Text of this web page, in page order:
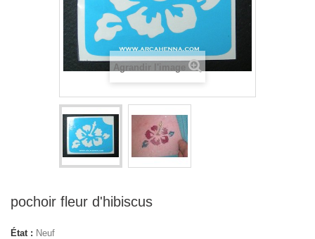
Agrandir l'image
pochoir fleur d'hibiscus
État : Neuf